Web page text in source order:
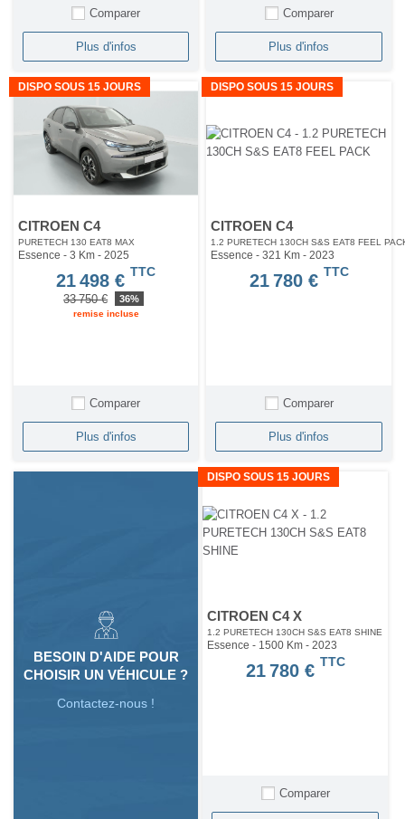
Comparer
Plus d'infos
Comparer
Plus d'infos
DISPO SOUS 15 JOURS
CITROEN C4
PURETECH 130 EAT8 MAX
Essence - 3 Km - 2025
21 498 € TTC
33 750 € 36%
remise incluse
Comparer
Plus d'infos
DISPO SOUS 15 JOURS
CITROEN C4
1.2 PURETECH 130CH S&S EAT8 FEEL
Essence - 321 Km- 2023
21 780 € TTC
Comparer
Plus d'infos
BESOIN D'AIDE POUR
CHOISIR UN VÉHICULE ?
Contactez-nous !
DISPO SOUS 15 JOURS
CITROEN C4 X
1.2 PURETECH 130CH S&S EAT8 SHINE
Essence - 1500 Km- 2023
21 780 € TTC
Comparer